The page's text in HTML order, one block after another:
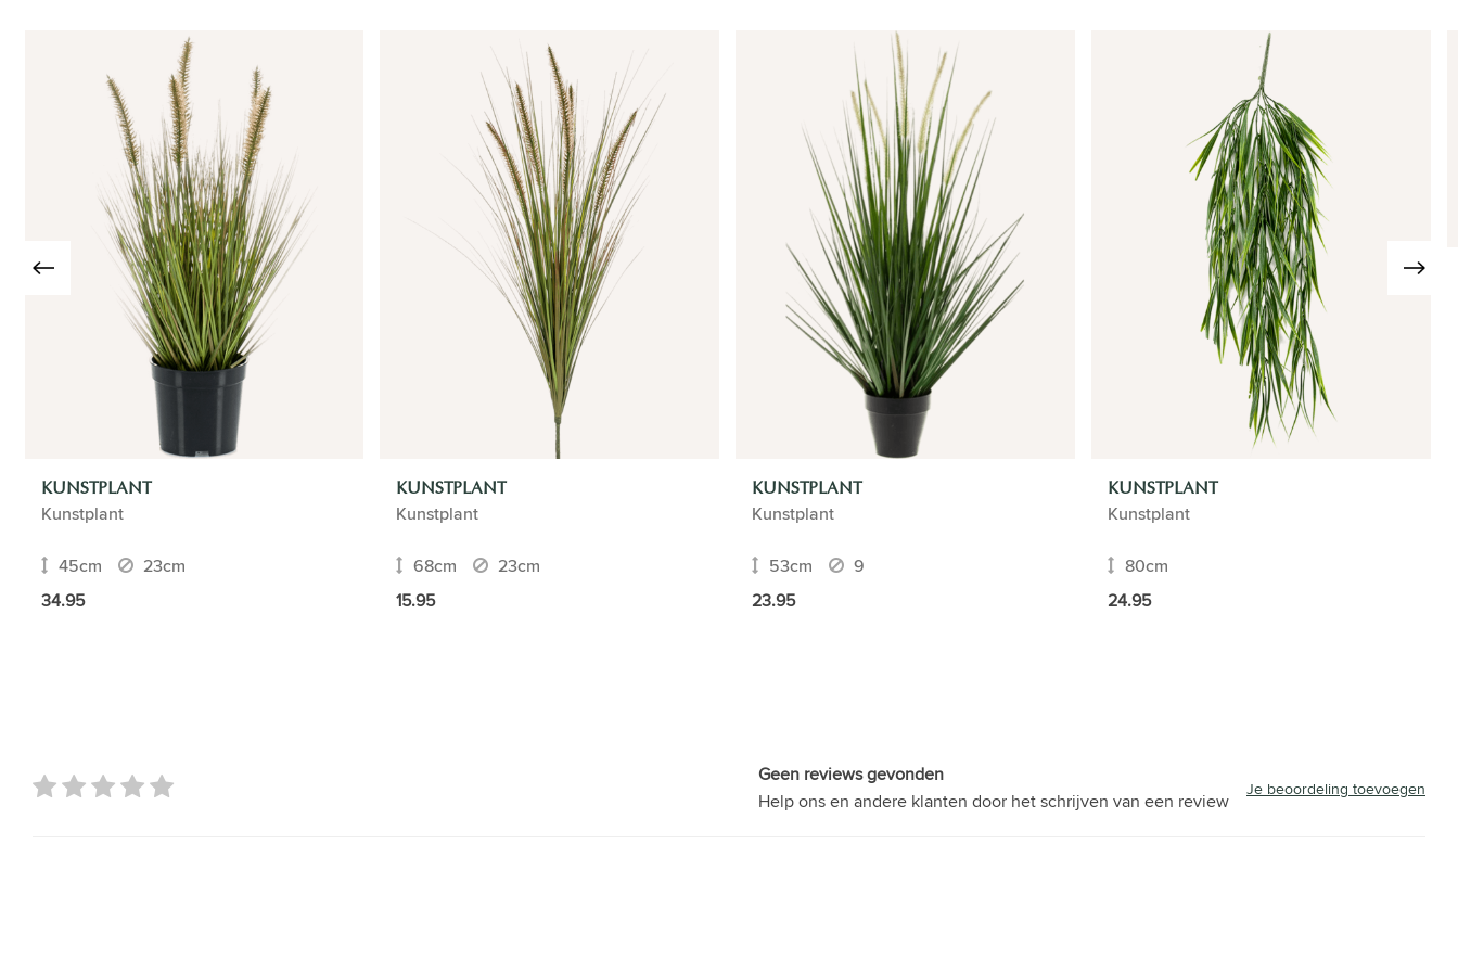
KUNSTPLANT
Kunstplant
45cm
23cm
34.95
KUNSTPLANT
Kunstplant
68cm
23cm
15.95
KUNSTPLANT
Kunstplant
53cm
9
23.95
KUNSTPLANT
Kunstplant
80cm
24.95
Geen reviews gevonden
Help ons en andere klanten door het schrijven van een review
Je beoordeling toevoegen